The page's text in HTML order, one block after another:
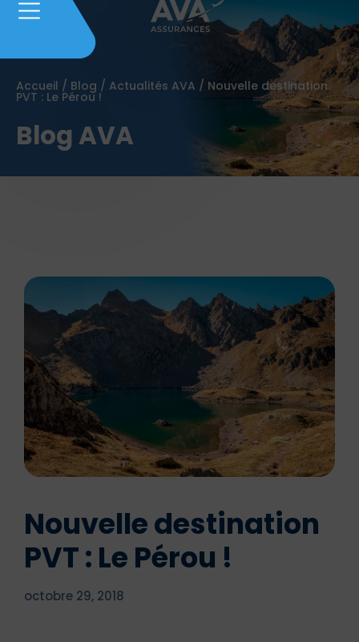
Accueil / Blog / Actualités AVA / Nouvelle destination
PVT : Le Pérou !
Blog AVA
Nouvelle destination
PVT : Le Pérou !
octobre 29, 2018